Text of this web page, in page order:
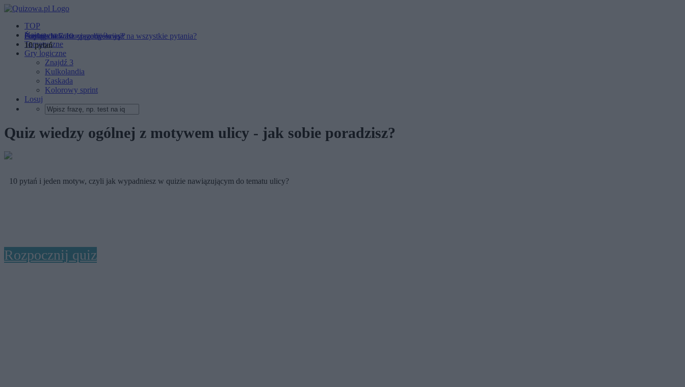
TOP
Najnowsze
Tematyczne
Gry logiczne
Znajdź 3
Kulkolandia
Kaskada
Kolorowy sprint
Losuj
Quiz wiedzy ogólnej z motywem ulicy - jak sobie poradzisz?
10 pytań i jeden motyw, czyli jak wypadniesz w quizie nawiązującym do tematu ulicy?
Rozpocznij quiz
Średnia to 7/10 - przebijesz ją?
10 pytań
Pociąg do kultury – odpowiesz na wszystkie pytania?
10 pytań
Czy zachowasz ciąg myślowy?
10 pytań